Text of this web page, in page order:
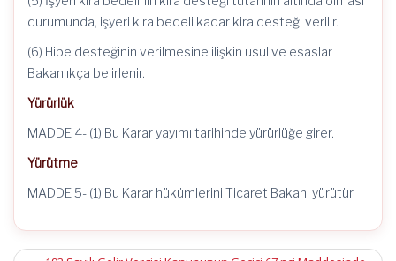
durumunda, işyeri kira bedeli kadar kira desteği verilir.
(6) Hibe desteğinin verilmesine ilişkin usul ve esaslar
Bakanlıkça belirlenir.
Yürürlük
MADDE 4- (1) Bu Karar yayımı tarihinde yürürlüğe girer.
Yürütme
MADDE 5- (1) Bu Karar hükümlerini Ticaret Bakanı yürütür.